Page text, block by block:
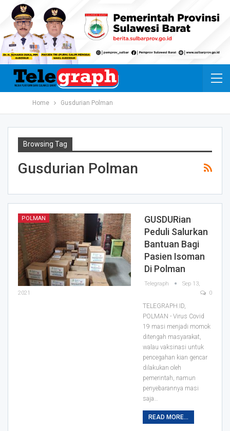
Home Gusdurian Polman
Browsing Tag
Gusdurian Polman
POLMAN
GUSDURian
Peduli Salurkan
Bantuan Bagi
Pasien Isoman
Di Polman
Telegraph
Sep 13,
2021
0
TELEGRAPH.ID,
POLMAN - Virus Covid
19 masi menjadi momok
ditengah masyarakat,
walau vaksinasi untuk
pencegahan kian gencar
dilakukan oleh
pemerintah, namun
penyebarannya masi
saja…
READ MORE...